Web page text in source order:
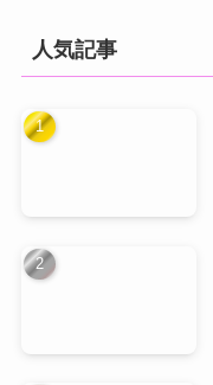
ー
人気記事